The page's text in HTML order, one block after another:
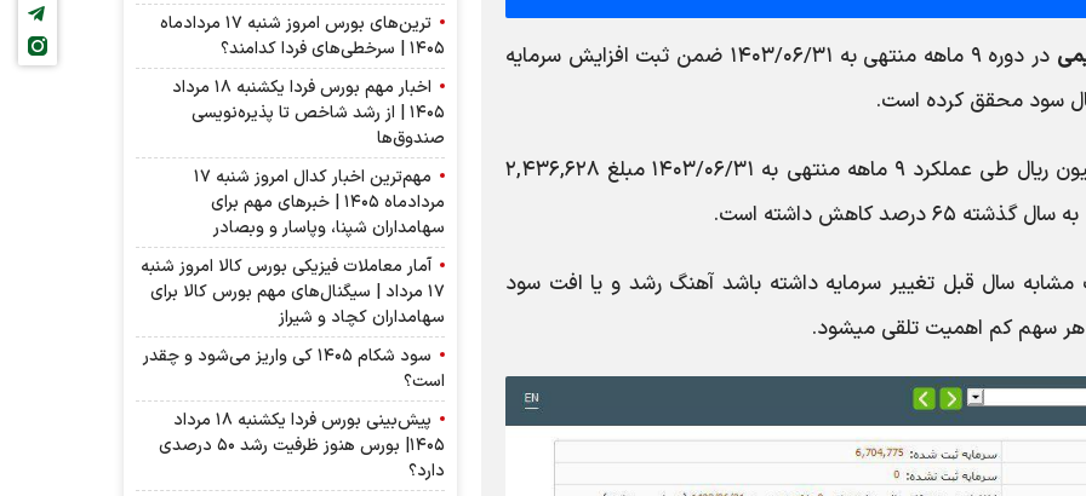
در دوره ۹ ماهه منتهی به ۱۴۰۳/۰۶/۳۱ ضمن ثبت افزایش سرمایه
» با سرمایه ثبت شده ۶,۷۰۴,۷۷۵ میلیون ریال طی عملکرد ۹ ماهه منتهی به ۱۴۰۳/۰۶/۳۱ مبلغ ۲,۴۳۶,۶۲۸
کاهش داشته است.
سال قبل تغییر سرمایه داشته باشد آهنگ رشد و یا افت سود
سهم کم اهمیت تلقی میشود.
ترین‌های بورس امروز شنبه ۱۷ مردادماه
۱۴۰۵ | سرخطی‌های فردا کدامند؟
اخبار مهم بورس فردا یکشنبه ۱۸ مرداد
۱۴۰۵ | از رشد شاخص تا پذیره‌نویسی
صندوق‌ها
مهم‌ترین اخبار کدال امروز شنبه ۱۷
مردادماه ۱۴۰۵ | خبرهای مهم برای
سهامداران شپنا، وپاسار و وبصادر
آمار معاملات فیزیکی بورس کالا امروز شنبه
۱۷ مرداد | سیگنال‌های مهم بورس کالا برای
سهامداران کچاد و شیراز
سود شکام ۱۴۰۵ کی واریز می‌شود و چقدر
است؟
پیش‌بینی بورس فردا یکشنبه ۱۸ مرداد
۱۴۰۵| بورس هنوز ظرفیت رشد ۵۰ درصدی
دارد؟